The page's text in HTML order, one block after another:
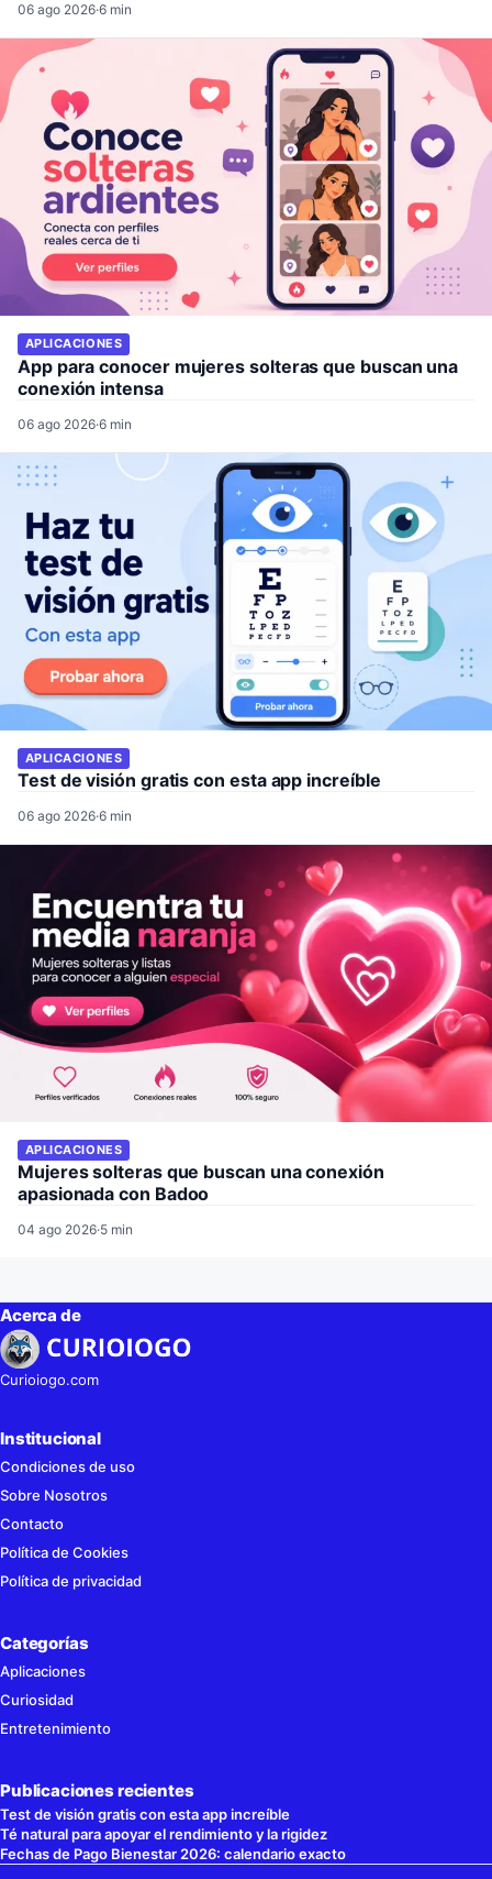
06 ago 2026·6 min
APLICACIONES
App para conocer mujeres solteras que buscan una
conexión intensa
06 ago 2026·6 min
APLICACIONES
Test de visión gratis con esta app increíble
06 ago 2026·6 min
APLICACIONES
Mujeres solteras que buscan una conexión
apasionada con Badoo
04 ago 2026·5 min
Acerca de
Curioiogo.com
Institucional
Condiciones de uso
Sobre Nosotros
Contacto
Política de Cookies
Política de privacidad
Categorías
Aplicaciones
Curiosidad
Entretenimiento
Publicaciones recientes
Test de visión gratis con esta app increíble
Té natural para apoyar el rendimiento y la rigidez
Fechas de Pago Bienestar 2026: calendario exacto